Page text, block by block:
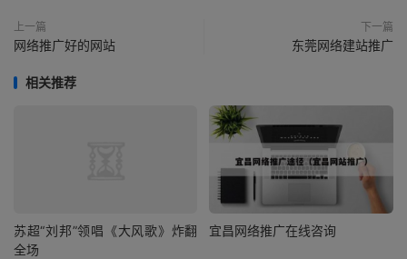
上一篇
网络推广好的网站
下一篇
东莞网络建站推广
相关推荐
苏超“刘邦”领唱《大风歌》炸翻
全场
宜昌网络推广在线咨询